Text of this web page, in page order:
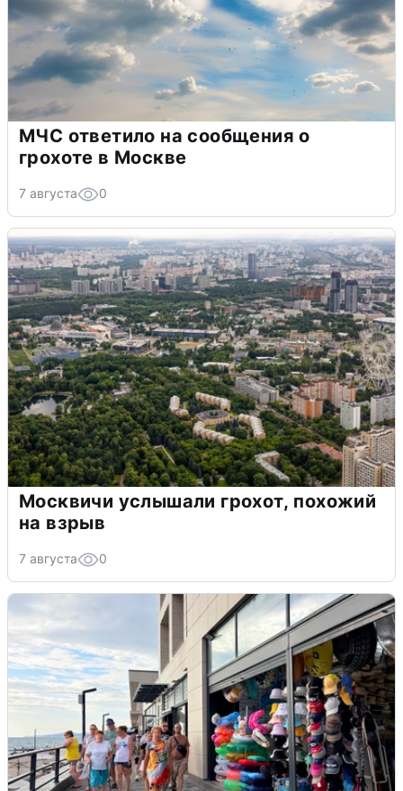
МЧС ответило на сообщения о
грохоте в Москве
7 августа 0
Москвичи услышали грохот, похожий
на взрыв
7 августа 0